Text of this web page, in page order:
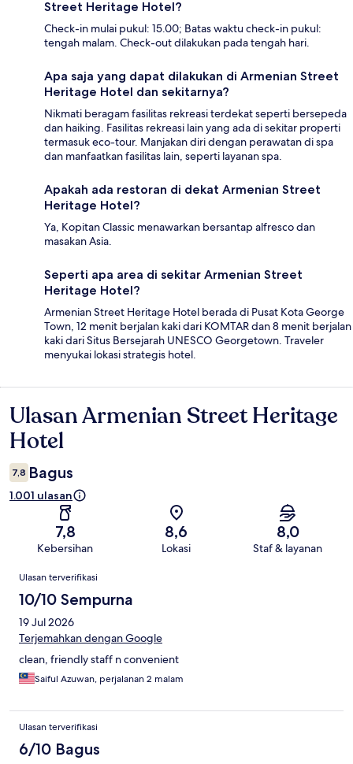
Street Heritage Hotel?
Check-in mulai pukul: 15.00; Batas waktu check-in pukul:
tengah malam. Check-out dilakukan pada tengah hari.
Apa saja yang dapat dilakukan di Armenian Street
Heritage Hotel dan sekitarnya?
Nikmati beragam fasilitas rekreasi terdekat seperti bersepeda
dan haiking. Fasilitas rekreasi lain yang ada di sekitar properti
termasuk eco-tour. Manjakan diri dengan perawatan di spa
dan manfaatkan fasilitas lain, seperti layanan spa.
Apakah ada restoran di dekat Armenian Street
Heritage Hotel?
Ya, Kopitan Classic menawarkan bersantap alfresco dan
masakan Asia.
Seperti apa area di sekitar Armenian Street
Heritage Hotel?
Armenian Street Heritage Hotel berada di Pusat Kota George
Town, 12 menit berjalan kaki dari KOMTAR dan 8 menit berjalan
kaki dari Situs Bersejarah UNESCO Georgetown. Traveler
menyukai lokasi strategis hotel.
Ulasan
Ulasan Armenian Street Heritage
Hotel
7,8 Bagus
1.001 ulasan
7,8
Kebersihan
8,6
Lokasi
8,0
Staf & layanan
Ulasan
Ulasan terverifikasi
10/10 Sempurna
19 Jul 2026
Terjemahkan dengan Google
clean, friendly staff n convenient
Saiful Azuwan, perjalanan 2 malam
Ulasan terverifikasi
6/10 Bagus